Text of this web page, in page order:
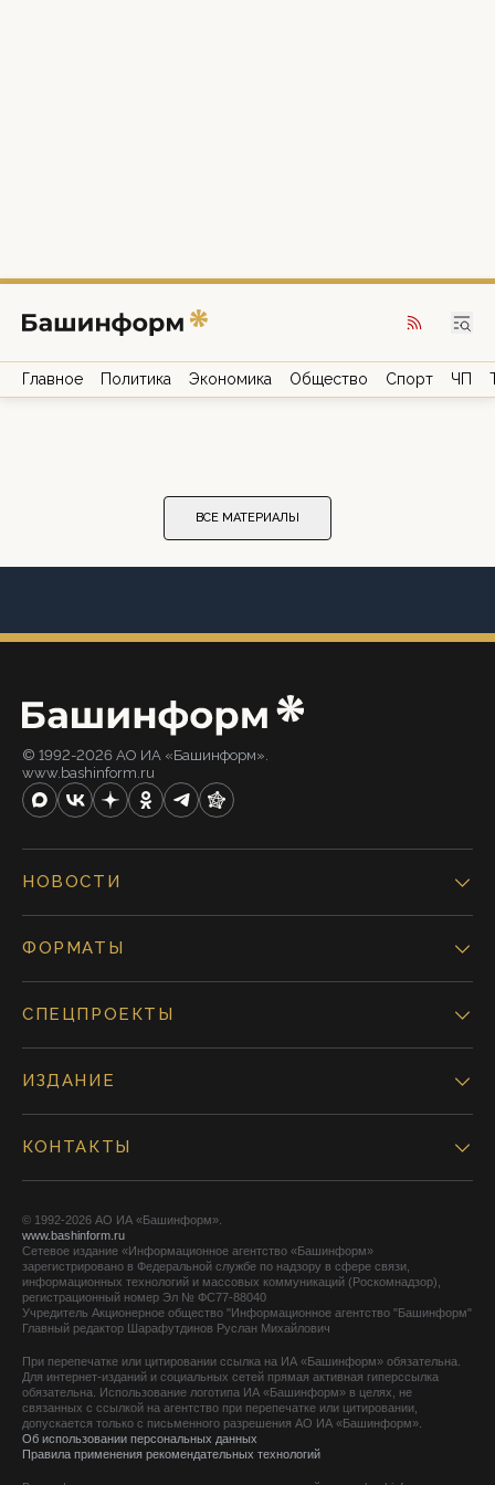
Главное Политика Экономика Общество Спорт ЧП
ВСЕ МАТЕРИАЛЫ
© 1992-2026 АО ИА «Башинформ».
www.bashinform.ru
НОВОСТИ
ФОРМАТЫ
СПЕЦПРОЕКТЫ
ИЗДАНИЕ
КОНТАКТЫ
© 1992-2026 АО ИА «Башинформ».
www.bashinform.ru
Сетевое издание «Информационное агентство «Башинформ»
зарегистрировано в Федеральной службе по надзору в сфере связи,
информационных технологий и массовых коммуникаций (Роскомнадзор),
регистрационный номер Эл № ФС77-88040
Учредитель Акционерное общество "Информационное агентство "Башинформ"
Главный редактор Шарафутдинов Руслан Михайлович
При перепечатке или цитировании ссылка на ИА «Башинформ» обязательна.
Для интернет-изданий и социальных сетей прямая активная гиперссылка
обязательна. Использование логотипа ИА «Башинформ» в целях, не
связанных с ссылкой на агентство при перепечатке или цитировании,
допускается только с письменного разрешения АО ИА «Башинформ».
Об использовании персональных данных
Правила применения рекомендательных технологий